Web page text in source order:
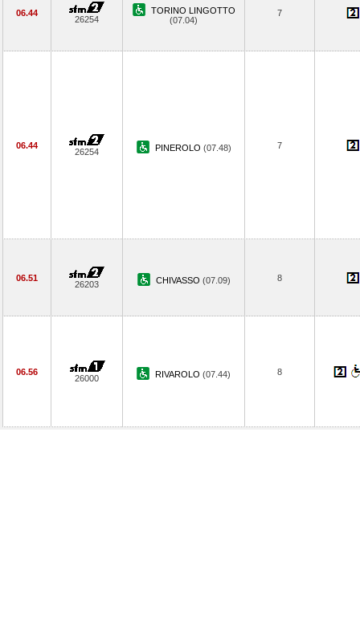
06.44
26254
TORINO LINGOTTO
(07.04)
7
06.44
26254 PINEROLO (07.48) 7
06.51
26203 CHIVASSO (07.09) 8
06.56
26000 RIVAROLO (07.44) 8